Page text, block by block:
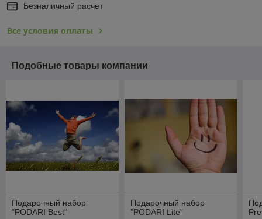
Безналичный расчет
Все условия оплаты
Подобные товары компании
Подарочный набор
"PODARI Best"
Подарочный набор
"PODARI Lite"